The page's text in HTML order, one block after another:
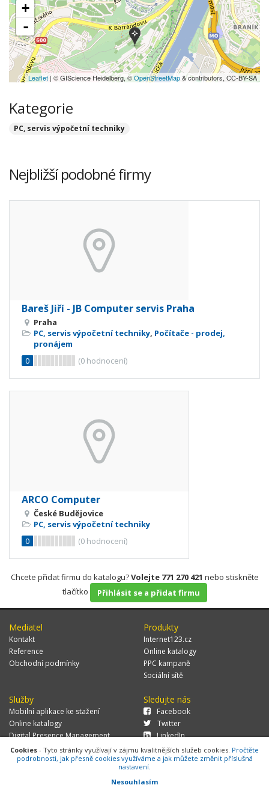
+
-
Leaflet | © GIScience Heidelberg, ©OpenStreetMap& contributors, CC-BY-SA
Kategorie
PC, servis výpočetní techniky
Nejbližší podobné firmy
Bareš Jiří - JB Computer servis Praha
Praha
PC, servis výpočetní techniky, Počítače - prodej,
pronájem
0
(0 hodnocení)
ARCO Computer
České Budějovice
PC, servis výpočetní techniky
0
(0 hodnocení)
Chcete přidat firmu do katalogu?Volejte 771 270 421 nebo stiskněte
tlačítko
Přihlásit se a přidat firmu
Mediatel
Kontakt
Reference
Obchodní podmínky
Produkty
Internet123.cz
Online katalogy
PPC kampaně
Sociální sítě
Služby
Mobilní aplikace ke stažení
Online katalogy
Digital Presence Management
Více zákazníků
Sledujte nás
Facebook
Twitter
LinkedIn
© 2026 MEDIATEL CZ, s.r.o.,Za Potokem 46/4, 106 00 Praha 10, tel.:
Cookies - Tyto stránky využívají v zájmu kvalitnějších služeb cookies. Pročtěte
podrobnosti, jak přesně cookies využíváme a jak můžete změnit příslušná
nastavení.
Nesouhlasím